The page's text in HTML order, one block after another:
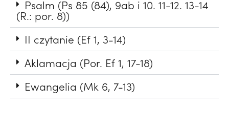
Psalm (Ps 85 (84), 9ab i 10. 11-12. 13-14
(R.: por. 8))
II czytanie (Ef 1, 3-14)
Aklamacja (Por. Ef 1, 17-18)
Ewangelia (Mk 6, 7-13)